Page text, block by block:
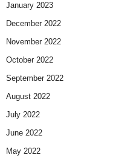
January 2023
December 2022
November 2022
October 2022
September 2022
August 2022
July 2022
June 2022
May 2022